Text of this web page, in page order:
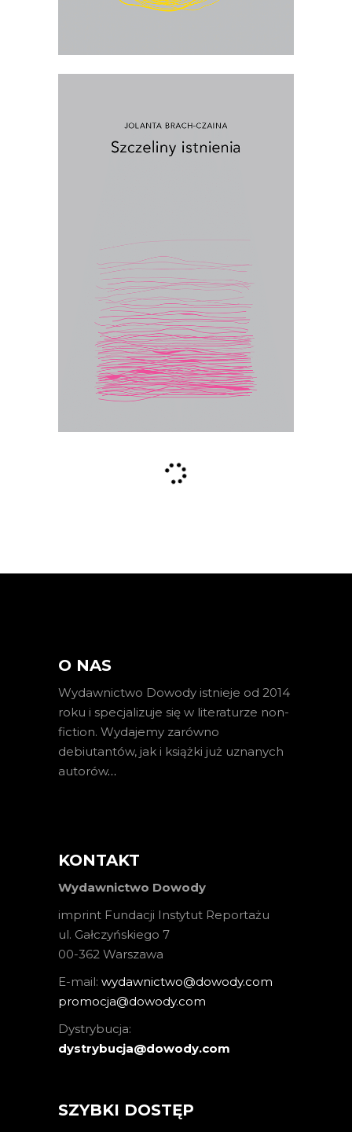
[EBOOK] SZCZELINY ISTNIENIA
w 1992 roku esej był wielkim
wydarzeniem literackim. Zyskał miano
książki kultowej, „biblii feminizmu”.
35.00zł 17.50zł
E-BOOK DO KOSZYKA
O NAS
Wydawnictwo Dowody istnieje od 2014
roku i specjalizuje się w literaturze non-
fiction. Wydajemy zarówno
debiutantów, jak i książki już uznanych
autorów…
KONTAKT
Wydawnictwo Dowody
imprint Fundacji Instytut Reportażu
ul. Gałczyńskiego 7
00-362 Warszawa
E-mail: wydawnictwo@dowody.com
promocja@dowody.com
Dystrybucja:
dystrybucja@dowody.com
SZYBKI DOSTĘP